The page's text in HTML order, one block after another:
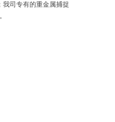
我司专有的重金属捕捉